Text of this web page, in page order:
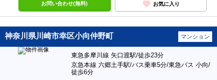
お問い合わせ(無料) お気に入り
神奈川県川崎市幸区小向仲野町 マンション
東急多摩川線 矢口渡駅/徒歩23分
京急本線 六郷土手駅/バス乗車5分/東急バス 小向/
徒歩6分